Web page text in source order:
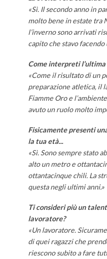
«Sì. Il secondo anno in
molto bene in estate tra
l’inverno sono arrivati
capito che stavo facendo
Comeinterpretil’ultima
«Come il risultato di un
preparazione atletica, il
Fiamme Oro e
avuto un ruolo molto
Fisicamente presenti
la tua età...
«Sì. Sono sempre stato
alto un metro e
ottantacinque chili. La
questa negli ultimi anni.»
Ti consideri più un
lavoratore?
«Un lavoratore.
di quei ragazzi che
riescono subito a fare